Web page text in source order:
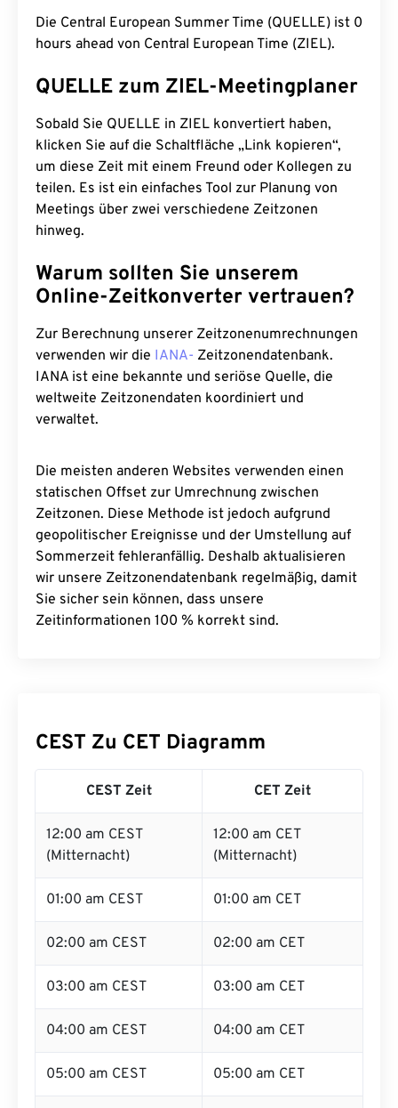
Die Central European Summer Time (QUELLE) ist 0
hours ahead von Central European Time (ZIEL).
QUELLE zum ZIEL-Meetingplaner
Sobald Sie QUELLE in ZIEL konvertiert haben,
klicken Sie auf die Schaltfläche „Link kopieren“,
um diese Zeit mit einem Freund oder Kollegen zu
teilen. Es ist ein einfaches Tool zur Planung von
Meetings über zwei verschiedene Zeitzonen
hinweg.
Warum sollten Sie unserem
Online-Zeitkonverter vertrauen?
Zur Berechnung unserer Zeitzonenumrechnungen
verwenden wir die IANA- Zeitzonendatenbank.
IANA ist eine bekannte und seriöse Quelle, die
weltweite Zeitzonendaten koordiniert und
verwaltet.
Die meisten anderen Websites verwenden einen
statischen Offset zur Umrechnung zwischen
Zeitzonen. Diese Methode ist jedoch aufgrund
geopolitischer Ereignisse und der Umstellung auf
Sommerzeit fehleranfällig. Deshalb aktualisieren
wir unsere Zeitzonendatenbank regelmäßig, damit
Sie sicher sein können, dass unsere
Zeitinformationen 100 % korrekt sind.
CEST Zu CET Diagramm
CEST Zeit CET Zeit
12:00 am CEST
(Mitternacht)
12:00 am CET
(Mitternacht)
01:00 am CEST 01:00 am CET
02:00 am CEST 02:00 am CET
03:00 am CEST 03:00 am CET
04:00 am CEST 04:00 am CET
05:00 am CEST 05:00 am CET